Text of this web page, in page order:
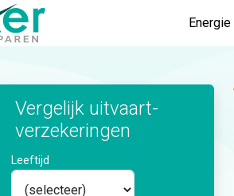
Energie
Vergelijk uitvaart­
verzekeringen
Leeftijd